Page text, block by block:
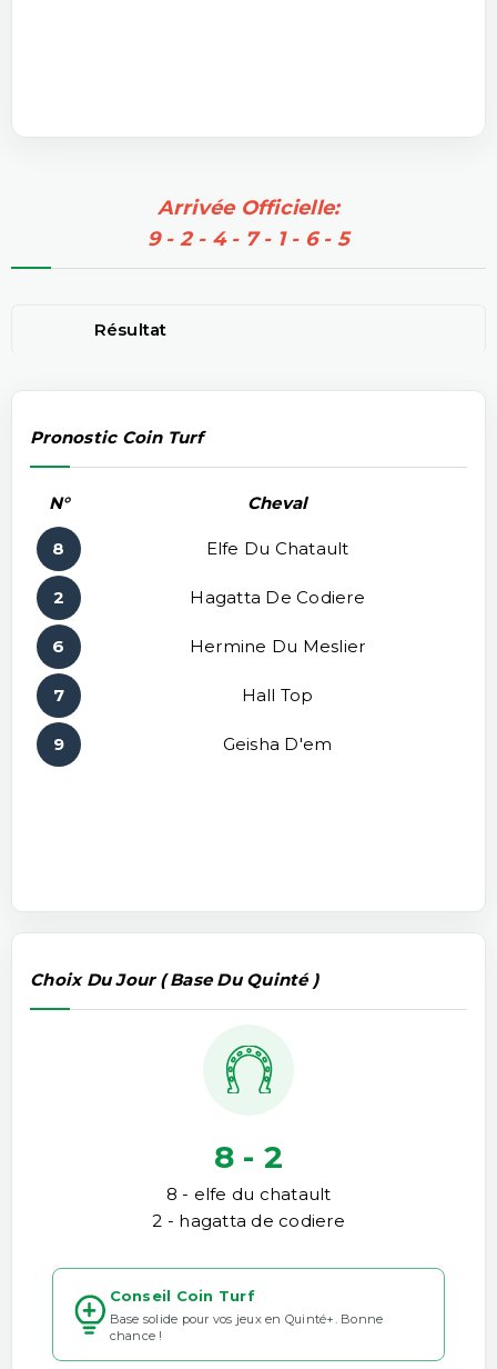
Arrivée Officielle:
9 - 2 - 4 - 7 - 1 - 6 - 5
Résultat
Pronostic Coin Turf
N° Cheval
8 Elfe Du Chatault
2 Hagatta De Codiere
6 Hermine Du Meslier
7 Hall Top
9 Geisha D'em
Choix Du Jour ( Base Du Quinté )
8 - 2
8 - elfe du chatault
2 - hagatta de codiere
Conseil Coin Turf
Base solide pour vos jeux en Quinté+. Bonne
chance !